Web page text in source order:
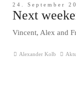
24. September
Next
Vincent, Alex and
Alexander Kolb